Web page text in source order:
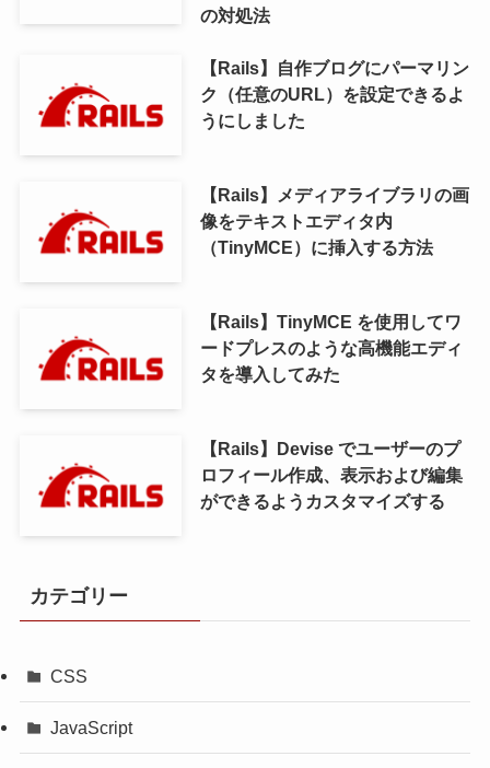
の対処法
【Rails】自作ブログにパーマリン
ク（任意のURL）を設定できるよ
うにしました
【Rails】メディアライブラリの画
像をテキストエディタ内
（TinyMCE）に挿入する方法
【Rails】TinyMCE を使用してワ
ードプレスのような高機能エディ
タを導入してみた
【Rails】Devise でユーザーのプ
ロフィール作成、表示および編集
ができるようカスタマイズする
カテゴリー
CSS
JavaScript